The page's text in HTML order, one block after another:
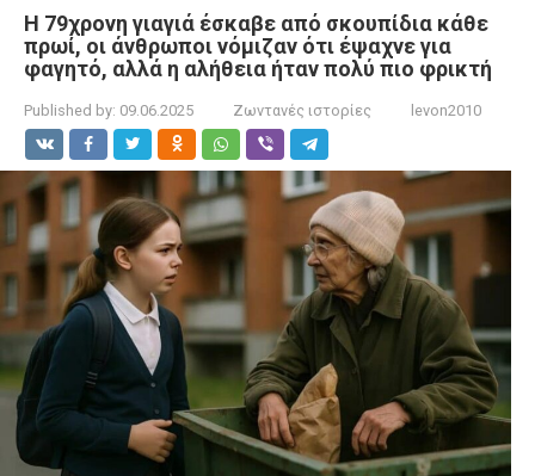
Η 79χρονη γιαγιά έσκαβε από σκουπίδια κάθε
πρωί, οι άνθρωποι νόμιζαν ότι έψαχνε για
φαγητό, αλλά η αλήθεια ήταν πολύ πιο φρικτή
Published by: 09.06.2025 Ζωντανές ιστορίες levon2010